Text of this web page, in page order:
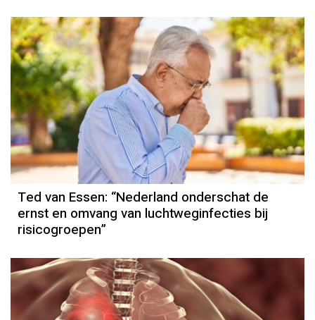
Ted van Essen: “Nederland onderschat de
ernst en omvang van luchtweginfecties bij
risicogroepen”